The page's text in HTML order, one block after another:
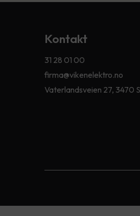
Kontakt
31 28 01 00
firma@vikenelektro.no
Vaterlandsveien 27, 3470